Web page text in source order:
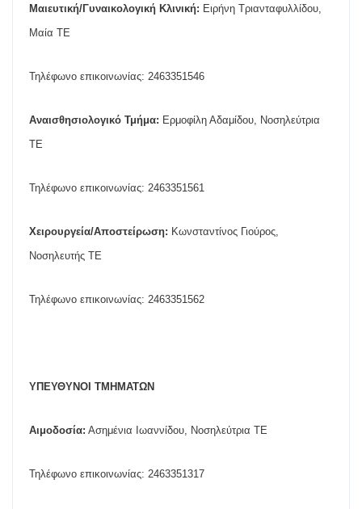
Μαιευτική/Γυναικολογική Κλινική: Ειρήνη Τριανταφυλλίδου,
Μαία ΤΕ
Τηλέφωνο επικοινωνίας: 2463351546
Αναισθησιολογικό Τμήμα: Ερμοφίλη Αδαμίδου, Νοσηλεύτρια
ΤΕ
Τηλέφωνο επικοινωνίας: 2463351561
Χειρουργεία/Αποστείρωση: Κωνσταντίνος Γιούρος,
Νοσηλευτής ΤΕ
Τηλέφωνο επικοινωνίας: 2463351562
ΥΠΕΥΘΥΝΟΙ ΤΜΗΜΑΤΩΝ
Αιμοδοσία: Ασημένια Ιωαννίδου, Νοσηλεύτρια ΤΕ
Τηλέφωνο επικοινωνίας: 2463351317